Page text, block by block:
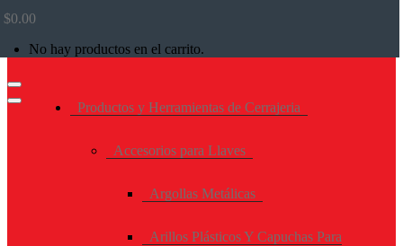
$0.00
No hay productos en el carrito.
Productos y Herramientas de Cerrajeria
Accesorios para Llaves
Argollas Metálicas
Arillos Plásticos Y Capuchas Para